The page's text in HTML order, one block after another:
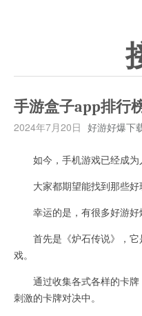
手游盒子app排行
2024年7月20日 好游好爆下
如今，手机游戏已经成为
大家都期望能找到那些好
幸运的是，有很多好游好
首先是《炉石传说》，它
戏。
通过收集各式各样的卡牌
刺激的卡牌对决中。